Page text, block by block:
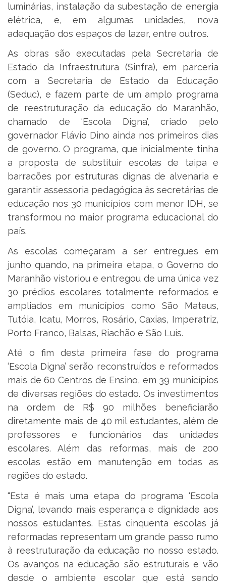
luminárias, instalação da subestação de energia
elétrica, e, em algumas unidades, nova
adequação dos espaços de lazer, entre outros.
As obras são executadas pela Secretaria de
Estado da Infraestrutura (Sinfra), em parceria
com a Secretaria de Estado da Educação
(Seduc), e fazem parte de um amplo programa
de reestruturação da educação do Maranhão,
chamado de ‘Escola Digna’, criado pelo
governador Flávio Dino ainda nos primeiros dias
de governo. O programa, que inicialmente tinha
a proposta de substituir escolas de taipa e
barracões por estruturas dignas de alvenaria e
garantir assessoria pedagógica às secretárias de
educação nos 30 municípios com menor IDH, se
transformou no maior programa educacional do
país.
As escolas começaram a ser entregues em
junho quando, na primeira etapa, o Governo do
Maranhão vistoriou e entregou de uma única vez
30 prédios escolares totalmente reformados e
ampliados em municípios como São Mateus,
Tutóia, Icatu, Morros, Rosário, Caxias, Imperatriz,
Porto Franco, Balsas, Riachão e São Luís.
Até o fim desta primeira fase do programa
‘Escola Digna’ serão reconstruídos e reformados
mais de 60 Centros de Ensino, em 39 municípios
de diversas regiões do estado. Os investimentos
na ordem de R$ 90 milhões beneficiarão
diretamente mais de 40 mil estudantes, além de
professores e funcionários das unidades
escolares. Além das reformas, mais de 200
escolas estão em manutenção em todas as
regiões do estado.
“Esta é mais uma etapa do programa ‘Escola
Digna’, levando mais esperança e dignidade aos
nossos estudantes. Estas cinquenta escolas já
reformadas representam um grande passo rumo
à reestruturação da educação no nosso estado.
Os avanços na educação são estruturais e vão
desde o ambiente escolar que está sendo